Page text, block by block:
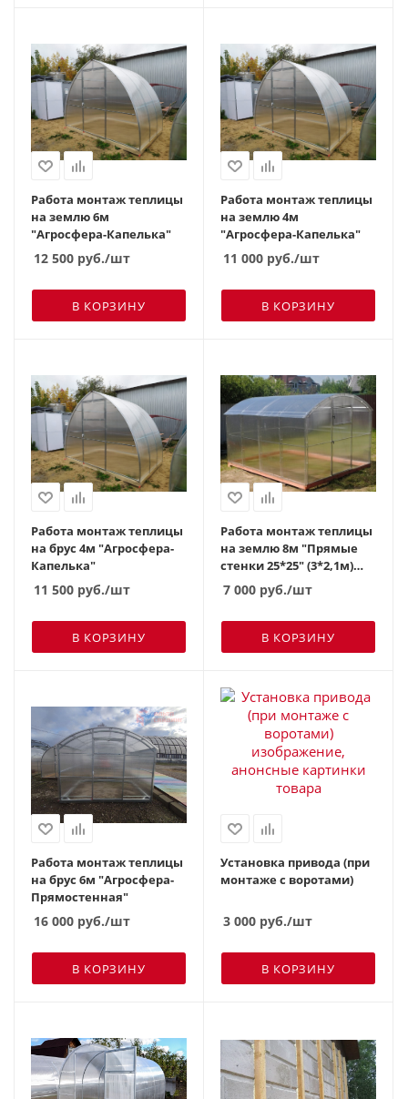
Работа монтаж теплицы
на землю 6м
"Агросфера-Капелька"
12 500 руб./шт
В КОРЗИНУ
Работа монтаж теплицы
на землю 4м
"Агросфера-Капелька"
11 000 руб./шт
В КОРЗИНУ
Работа монтаж теплицы
на брус 4м "Агросфера-
Капелька"
11 500 руб./шт
В КОРЗИНУ
Работа монтаж теплицы
на землю 8м "Прямые
стенки 25*25" (3*2,1м)
(торцы горизонтальным
полик-том)
7 000 руб./шт
В КОРЗИНУ
Работа монтаж теплицы
на брус 6м "Агросфера-
Прямостенная"
16 000 руб./шт
В КОРЗИНУ
Установка привода (при
монтаже с воротами)
3 000 руб./шт
В КОРЗИНУ